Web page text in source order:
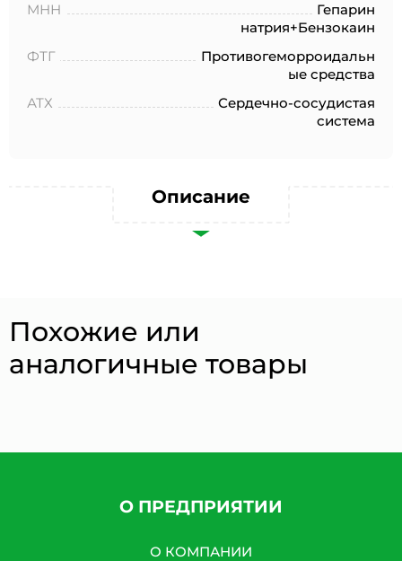
МНН
Гепарин
натрия+Бензокаин
ФТГ
Противогеморроидальн
ые средства
АТХ
Сердечно-сосудистая
система
Описание
Похожие или
аналогичные товары
О ПРЕДПРИЯТИИ
О КОМПАНИИ